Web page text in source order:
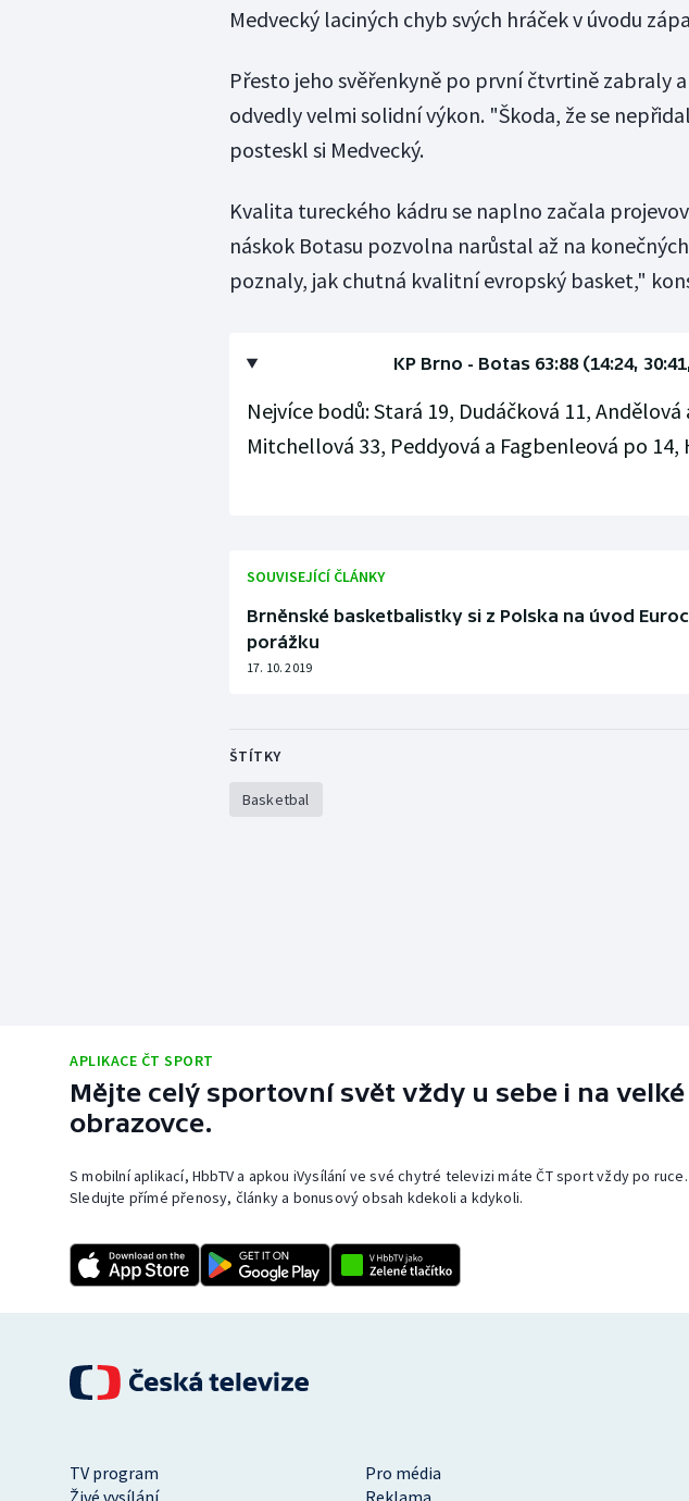
Medvecký laciných chyb svých hráček v úvodu
Přesto jeho svěřenkyně po první čtvrtině zabraly
odvedly velmi solidní výkon. "Škoda, že se
posteskl si Medvecký.
Kvalita tureckého kádru se naplno začala
náskok Botasu pozvolna narůstal až na
poznaly, jak chutná kvalitní evropský basket,"
KP Brno - Botas 63:88 (14:24,
Nejvíce bodů: Stará 19, Dudáčková 11,
Mitchellová 33, Peddyová a Fagbenleová po
SOUVISEJÍCÍ ČLÁNKY
Brněnské basketbalistky si z Polska na úvod
porážku
17. 10. 2019
ŠTÍTKY
Basketbal
APLIKACE ČT SPORT
Mějte celý sportovní svět vždy u sebe i na velké
obrazovce.
S mobilní aplikací, HbbTV a apkou iVysílání ve své chytré televizi máte ČT sport vždy po ruce.
Sledujte přímé přenosy, články a bonusový obsah kdekoli a kdykoli.
TV program
Pro média